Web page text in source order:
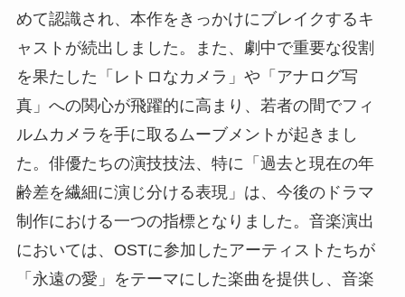
めて認識され、本作をきっかけにブレイクするキ
ャストが続出しました。また、劇中で重要な役割
を果たした「レトロなカメラ」や「アナログ写
真」への関心が飛躍的に高まり、若者の間でフィ
ルムカメラを手に取るムーブメントが起きまし
た。俳優たちの演技技法、特に「過去と現在の年
齢差を繊細に演じ分ける表現」は、今後のドラマ
制作における一つの指標となりました。音楽演出
においては、OSTに参加したアーティストたちが
「永遠の愛」をテーマにした楽曲を提供し、音楽